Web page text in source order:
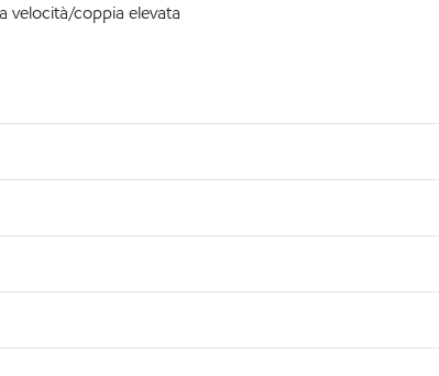
velocità/coppia elevata